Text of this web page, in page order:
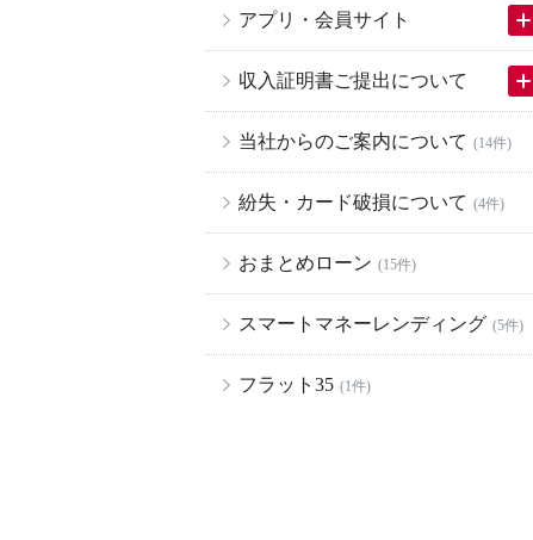
アプリ・会員サイト
収入証明書ご提出について
当社からのご案内について (14件)
紛失・カード破損について (4件)
おまとめローン (15件)
スマートマネーレンディング (5件)
フラット35 (1件)